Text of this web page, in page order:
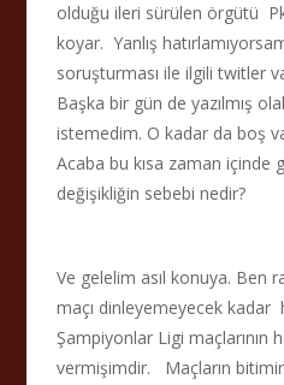
olduğu ileri sürülen örgütü
koyar. Yanlış
soruşturması ile ilgili twitler
Başka bir gün de yazılmış
istemedim. O kadar da boş
Acaba bu kısa zaman içinde
değişikliğin sebebi nedir?
Ve gelelim asıl konuya. Ben
maçı dinleyemeyecek kadar
Şampiyonlar Ligi maçlarının
vermişimdir. Maçların